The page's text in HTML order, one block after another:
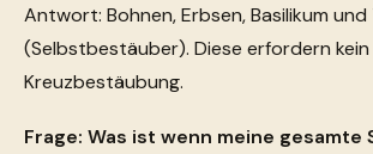
Antwort: Bohnen, Erbsen, Basilikum
(Selbstbestäuber). Diese erfordern
Kreuzbestäubung.
Frage: Was ist wenn meine